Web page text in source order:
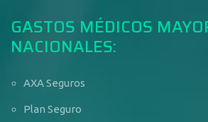
GASTOS MÉDICOS
NACIONALES:
AXA Seguros
Plan Seguro